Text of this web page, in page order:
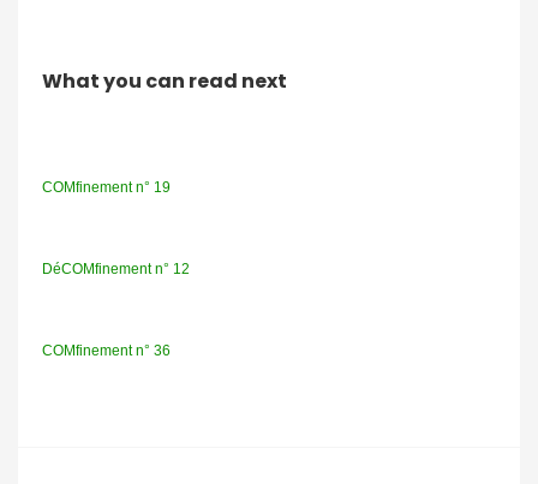
What you can read next
COMfinement n° 19
DéCOMfinement n° 12
COMfinement n° 36